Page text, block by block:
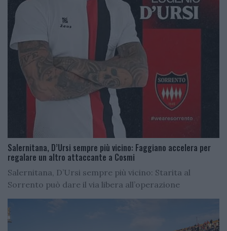
Salernitana, D’Ursi sempre più vicino: Faggiano accelera per
regalare un altro attaccante a Cosmi
Salernitana, D’Ursi sempre più vicino: Starita al
Sorrento può dare il via libera all’operazione